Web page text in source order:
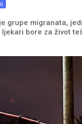
grupe migranata,
ljekari bore za život